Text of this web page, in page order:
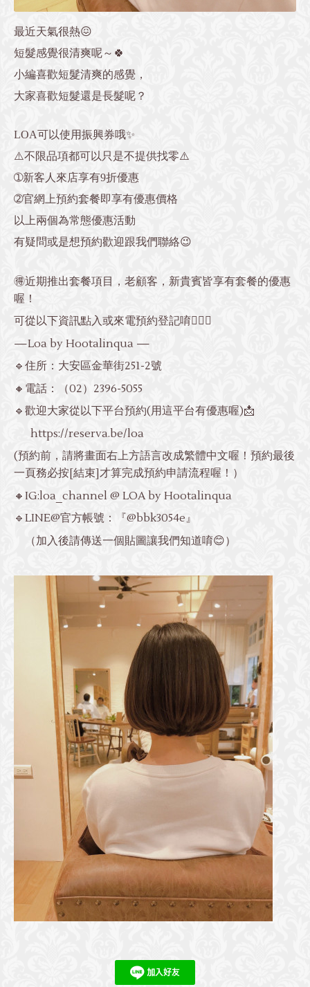
最近天氣很熱😖
短髮感覺很清爽呢～🍀
小編喜歡短髮清爽的感覺，
大家喜歡短髮還是長髮呢？
LOA可以使用振興券哦✨
⚠️不限品項都可以只是不提供找零⚠️
➀新客人來店享有9折優惠
➁官網上預約套餐即享有優惠價格
以上兩個為常態優惠活動
有疑問或是想預約歡迎跟我們聯絡😉
🉐近期推出套餐項目，老顧客，新貴賓皆享有套餐的優惠
喔！
可從以下資訊點入或來電預約登記唷💁🏻‍♀️
—Loa by Hootalinqua —
🔹住所：大安區金華街251-2號
🔸電話：
（02）2396-5055
🔹歡迎大家從以下平台預約(用這平台有優惠喔)📩
https://reserva.be/loa
(預約前，請將畫面右上方語言改成繁體中文喔！預約最後
一頁務必按[結束]才算完成預約申請流程喔！）
🔸IG:loa_channel @ LOA by Hootalinqua
🔹LINE@官方帳號：『@bbk3054e』
（加入後請傳送一個貼圖讓我們知道唷😊）